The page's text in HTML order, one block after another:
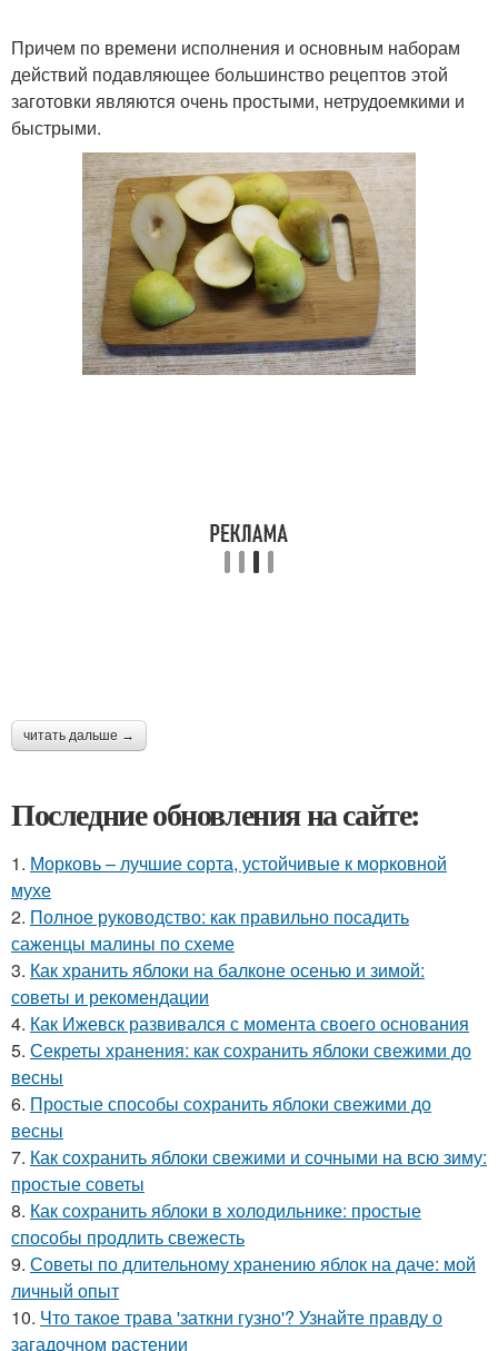
Причем по времени исполнения и основным наборам
действий подавляющее большинство рецептов этой
заготовки являются очень простыми, нетрудоемкими и
быстрыми.
читать дальше →
Последние обновления на сайте:
1. Морковь – лучшие сорта, устойчивые к морковной
мухе
2. Полное руководство: как правильно посадить
саженцы малины по схеме
3. Как хранить яблоки на балконе осенью и зимой:
советы и рекомендации
4. Как Ижевск развивался с момента своего основания
5. Секреты хранения: как сохранить яблоки свежими до
весны
6. Простые способы сохранить яблоки свежими до
весны
7. Как сохранить яблоки свежими и сочными на всю зиму:
простые советы
8. Как сохранить яблоки в холодильнике: простые
способы продлить свежесть
9. Советы по длительному хранению яблок на даче: мой
личный опыт
10. Что такое трава 'заткни гузно'? Узнайте правду о
загадочном растении